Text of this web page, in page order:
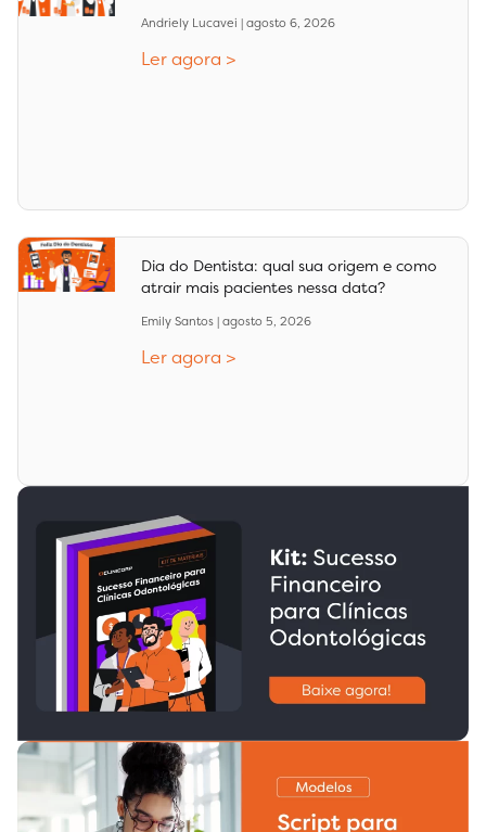
Andriely Lucavei agosto 6, 2026
Ler agora >
Dia do Dentista: qual sua origem e como
atrair mais pacientes nessa data?
Emily Santos agosto 5, 2026
Ler agora >